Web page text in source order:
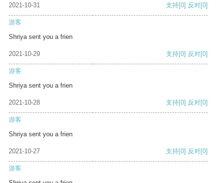
2021-10-31 支持[0] 反对[0]
游客
Shriya sent you a frien
2021-10-29 支持[0] 反对[0]
游客
Shriya sent you a frien
2021-10-28 支持[0] 反对[0]
游客
Shriya sent you a frien
2021-10-27 支持[0] 反对[0]
游客